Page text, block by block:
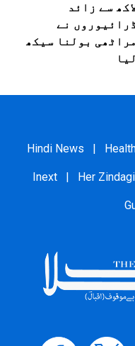
سے زائد
ڈرائیوروں نے
مراٹھی بولنا سیکھ
لیا
Hindi News |
Inext | Her Zindagi